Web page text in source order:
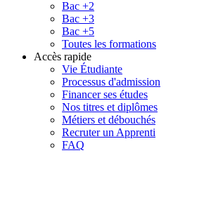
Bac +2
Bac +3
Bac +5
Toutes les formations
Accès rapide
Vie Étudiante
Processus d'admission
Financer ses études
Nos titres et diplômes
Métiers et débouchés
Recruter un Apprenti
FAQ